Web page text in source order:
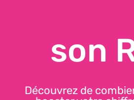
LOGICIELS
CE QUE DIT LA
son
Découvrez de